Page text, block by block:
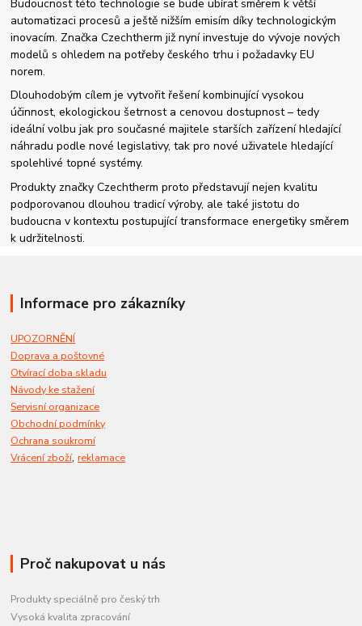
Budoucnost této technologie se bude ubírat směrem k větší
automatizaci procesů a ještě nižším emisím díky technologickým
inovacím. Značka Czechtherm již nyní investuje do vývoje nových
modelů s ohledem na potřeby českého trhu i požadavky EU
norem.
Dlouhodobým cílem je vytvořit řešení kombinující vysokou
účinnost, ekologickou šetrnost a cenovou dostupnost – tedy
ideální volbu jak pro současné majitele starších zařízení hledající
náhradu podle nové legislativy, tak pro nové uživatele hledající
spolehlivé topné systémy.
Produkty značky Czechtherm proto představují nejen kvalitu
podporovanou dlouhou tradicí výroby, ale také jistotu do
budoucna v kontextu postupující transformace energetiky směrem
k udržitelnosti.
Informace pro zákazníky
UPOZORNĚNÍ
Doprava a poštovné
Otvírací doba skladu
Návody ke stažení
Servisní organizace
Obchodní podmínky
Ochrana soukromí
Vrácení zboží,reklamace
Proč nakupovat u nás
Produkty speciálně pro český trh
Vysoká kvalita zpracování